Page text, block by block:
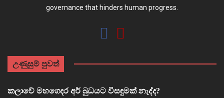
governance that hinders human progress.
උණුසුම් පුවත්
කලාවේ මහගෙදර අර් බුධයට විසඳුමක් නැද්ද?